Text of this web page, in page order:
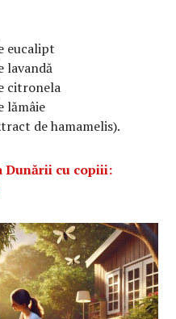
eucalipt
lavandă
citronela
lămâie
de hamamelis).
Dunării cu copiii: